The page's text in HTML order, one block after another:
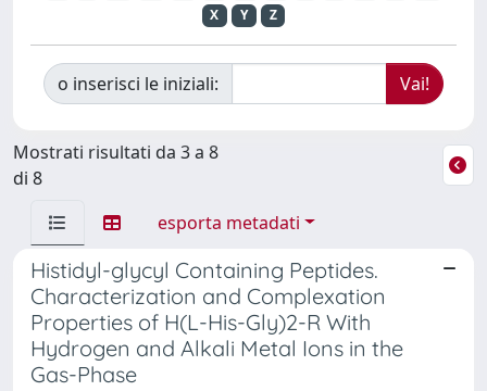
X
Y Z
o inserisci le iniziali:
Mostrati risultati da 3 a 8
di 8
esporta metadati
Histidyl-glycyl Containing Peptides.
Characterization and Complexation
Properties of H(L-His-Gly)2-R With
Hydrogen and Alkali Metal Ions in the
Gas-Phase